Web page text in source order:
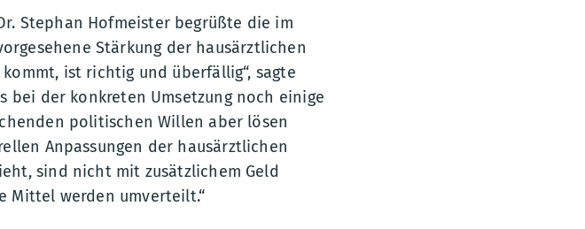
Stephan Hofmeister begrüßte die im
Stärkung der hausärztlichen
ist richtig und überfällig“, sagte
bei der konkreten Umsetzung noch einige
politischen Willen aber lösen
Anpassungen der hausärztlichen
sind nicht mit zusätzlichem Geld
Mittel werden umverteilt.“